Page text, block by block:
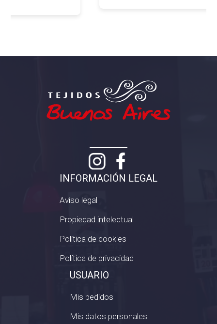
INFORMACIÓN LEGAL
Aviso legal
Propiedad intelectual
Política de cookies
Política de privacidad
USUARIO
Mis pedidos
Mis datos personales